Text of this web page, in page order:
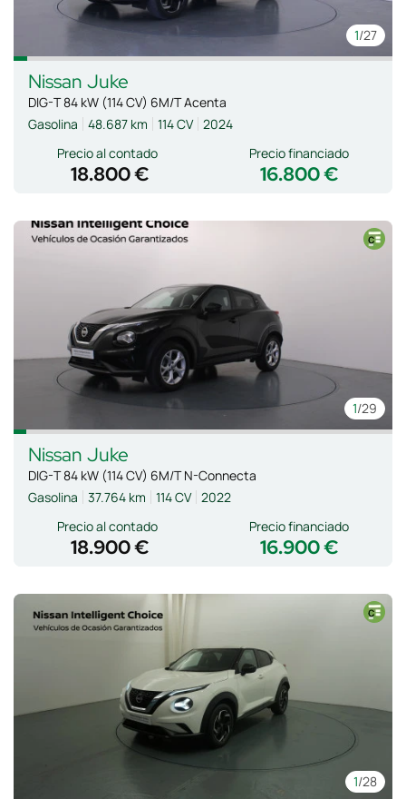
1/27
Nissan Juke
DIG-T 84 kW (114 CV) 6M/T Acenta
Gasolina
48.687 km 114 CV 2024
Precio al contado
18.800 € 16.800 €
Precio financiado
1/29
Nissan Juke
DIG-T 84 kW (114 CV) 6M/T N-Connecta
Gasolina
37.764 km 114 CV 2022
Precio al contado
18.900 € 16.900 €
Precio financiado
1/28